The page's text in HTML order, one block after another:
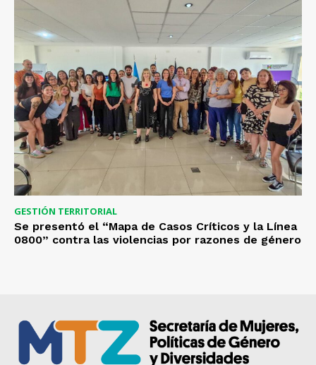
GESTIÓN TERRITORIAL
Se presentó el “Mapa de Casos Críticos y la Línea
0800” contra las violencias por razones de género